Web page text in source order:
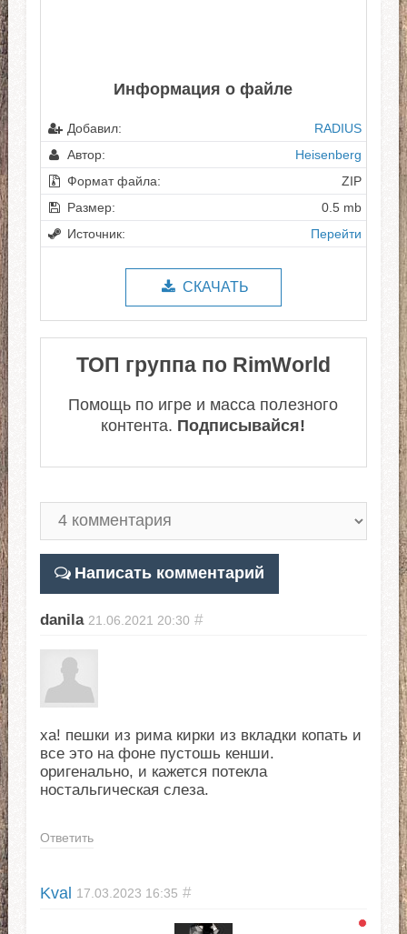
Информация о файле
Добавил:
RADIUS
Автор:
Heisenberg
Формат файла:
ZIP
Размер:
0.5 mb
Источник:
Перейти
СКАЧАТЬ
ТОП группа по RimWorld
Помощь по игре и масса полезного
контента. Подписывайся!
Написать комментарий
danila 21.06.2021 20:30 #
ха! пешки из рима кирки из вкладки копать и
все это на фоне пустошь кенши.
оригенально, и кажется потекла
ностальгическая слеза.
Ответить
Kval 17.03.2023 16:35 #